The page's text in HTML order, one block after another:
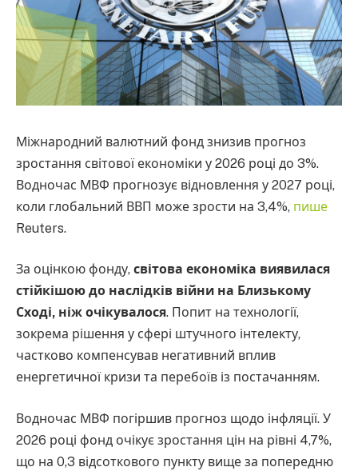
Міжнародний валютний фонд знизив прогноз
зростання світової економіки у 2026 році до 3%.
Водночас МВФ прогнозує відновлення у 2027 році,
коли глобальний ВВП може зрости на 3,4%, пише
Reuters.
За оцінкою фонду, світова економіка виявилася
стійкішою до наслідків війни на Близькому
Сході, ніж очікувалося. Попит на технології,
зокрема рішення у сфері штучного інтелекту,
частково компенсував негативний вплив
енергетичної кризи та перебоїв із постачанням.
Водночас МВФ погіршив прогноз щодо інфляції. У
2026 році фонд очікує зростання цін на рівні 4,7%,
що на 0,3 відсоткового пункту вище за попередню